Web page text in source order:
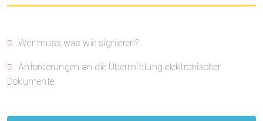
Wer muss was wie signieren?
Anforderungen an die Übermittlung elektronischer
Dokumente
Anwaltsausweise